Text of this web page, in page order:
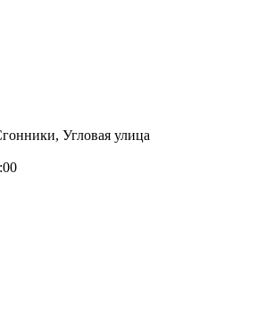
Угловая улица